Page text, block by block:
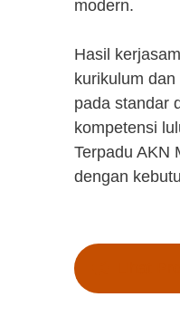
modern.
Hasil
kurikulum
pada standar
kompetensi
Terpadu AKN
dengan